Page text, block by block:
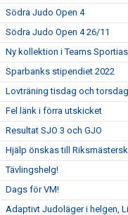
Södra Judo Open 4
Södra Judo Open 4 26/11
Ny kollektion i Teams
Sparbanks stipendiet 2022
Lovträning tisdag och
Fel länk i förra utskicket
Resultat SJO 3 och GJO
Hjälp önskas till
Tävlingshelg!
Dags för VM!
Adaptivt Judoläger i helgen,